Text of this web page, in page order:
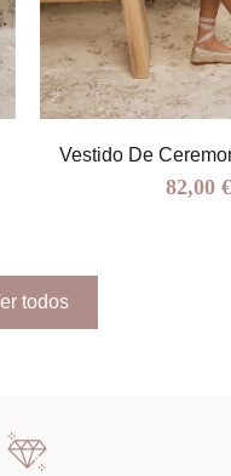
Vestido De
82,00 €
todos